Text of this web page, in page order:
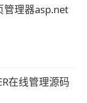
管理器asp.net
在线管理源码